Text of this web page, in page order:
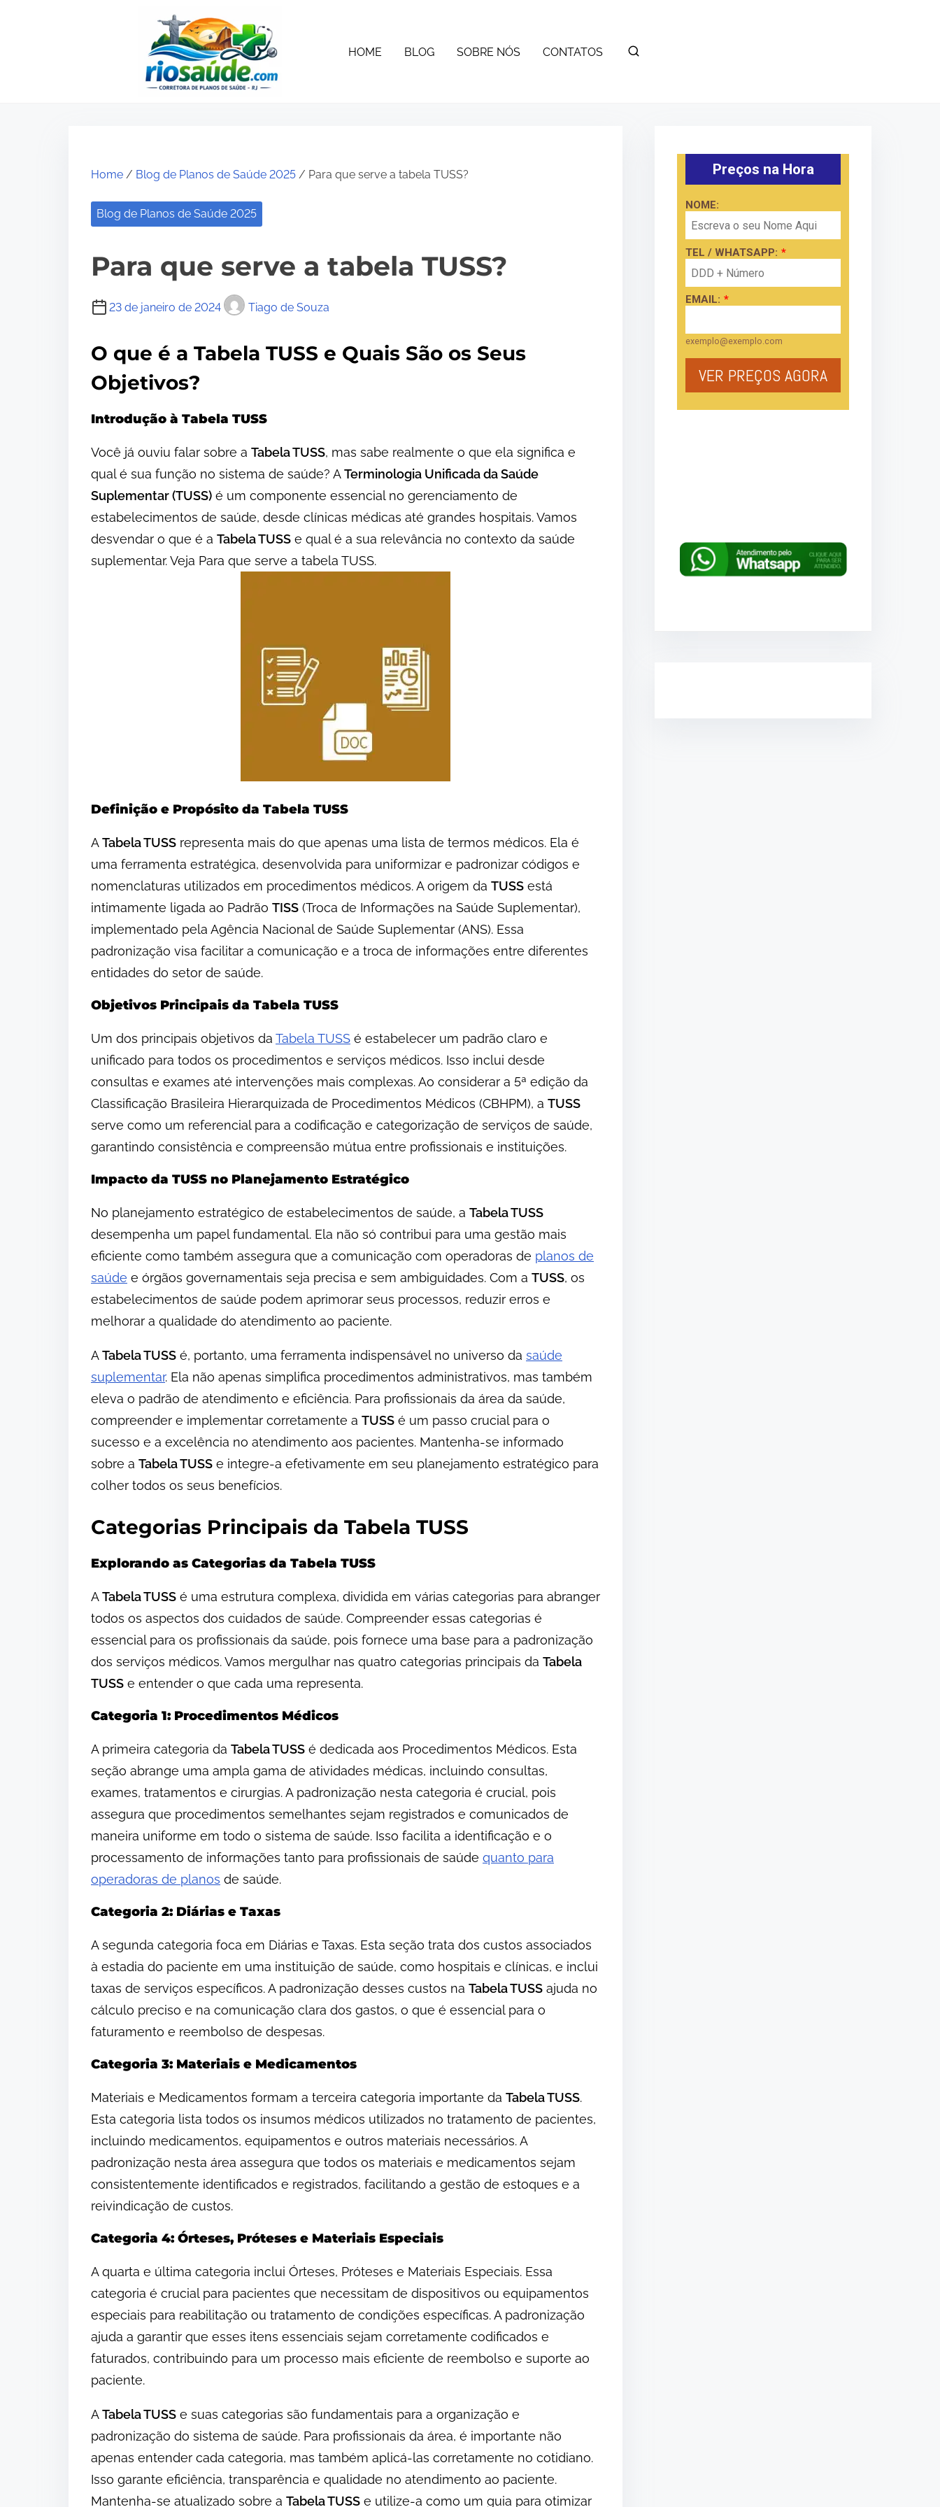
HOME BLOG SOBRE NÓS CONTATOS
Home / Blog de Planos de Saúde 2025 / Para que serve a tabela TUSS?
Blog de Planos de Saúde 2025
Para que serve a tabela TUSS?
23 de janeiro de 2024 Tiago de Souza
O que é a Tabela TUSS e Quais São os Seus
Objetivos?
Introdução à Tabela TUSS
Você já ouviu falar sobre a Tabela TUSS, mas sabe realmente o que ela significa e
qual é sua função no sistema de saúde? ATerminologia Unificada da Saúde
Suplementar (TUSS) é um componente essencial no gerenciamento de
estabelecimentos de saúde, desde clínicas médicas até grandes hospitais. Vamos
desvendar o que é a Tabela TUSS e qual é a sua relevância no contexto da saúde
suplementar. Veja Para que serve a tabela TUSS.
Definição e Propósito da Tabela TUSS
ATabela TUSS representa mais do que apenas uma lista de termos médicos. Ela é
uma ferramenta estratégica, desenvolvida para uniformizar e padronizar códigos e
nomenclaturas utilizados em procedimentos médicos. A origem da TUSS está
intimamente ligada ao Padrão TISS (Troca de Informações na Saúde Suplementar),
implementado pela Agência Nacional de Saúde Suplementar (ANS). Essa
padronização visa facilitar a comunicação e a troca de informações entre diferentes
entidades do setor de saúde.
Objetivos Principais da Tabela TUSS
Um dos principais objetivos da Tabela TUSS é estabelecer um padrão claro e
unificado para todos os procedimentos e serviços médicos. Isso inclui desde
consultas e exames até intervenções mais complexas. Ao considerar a 5ª edição da
Classificação Brasileira Hierarquizada de Procedimentos Médicos (CBHPM), a TUSS
serve como um referencial para a codificação e categorização de serviços de saúde,
garantindo consistência e compreensão mútua entre profissionais e instituições.
Impacto da TUSS no Planejamento Estratégico
No planejamento estratégico de estabelecimentos de saúde, a Tabela TUSS
desempenha um papel fundamental. Ela não só contribui para uma gestão mais
eficiente como também assegura que a comunicação com operadoras de planos de
saúde e órgãos governamentais seja precisa e sem ambiguidades. Com a TUSS, os
estabelecimentos de saúde podem aprimorar seus processos, reduzir erros e
melhorar a qualidade do atendimento ao paciente.
ATabela TUSS é, portanto, uma ferramenta indispensável no universo da saúde
suplementar. Ela não apenas simplifica procedimentos administrativos, mas também
eleva o padrão de atendimento e eficiência. Para profissionais da área da saúde,
compreender e implementar corretamente a TUSS é um passo crucial para o
sucesso e a excelência no atendimento aos pacientes. Mantenha-se informado
sobre a Tabela TUSS e integre-a efetivamente em seu planejamento estratégico para
colher todos os seus benefícios.
Categorias Principais da Tabela TUSS
Explorando as Categorias da Tabela TUSS
ATabela TUSS é uma estrutura complexa, dividida em várias categorias para abranger
todos os aspectos dos cuidados de saúde. Compreender essas categorias é
essencial para os profissionais da saúde, pois fornece uma base para a padronização
dos serviços médicos. Vamos mergulhar nas quatro categorias principais da Tabela
TUSS e entender o que cada uma representa.
Categoria 1: Procedimentos Médicos
A primeira categoria da Tabela TUSS é dedicada aos Procedimentos Médicos. Esta
seção abrange uma ampla gama de atividades médicas, incluindo consultas,
exames, tratamentos e cirurgias. A padronização nesta categoria é crucial, pois
assegura que procedimentos semelhantes sejam registrados e comunicados de
maneira uniforme em todo o sistema de saúde. Isso facilita a identificação e o
processamento de informações tanto para profissionais de saúde quanto para
operadoras de planos de saúde.
Categoria 2: Diárias e Taxas
A segunda categoria foca em Diárias e Taxas. Esta seção trata dos custos associados
à estadia do paciente em uma instituição de saúde, como hospitais e clínicas, e inclui
taxas de serviços específicos. A padronização desses custos na Tabela TUSS ajuda no
cálculo preciso e na comunicação clara dos gastos, o que é essencial para o
faturamento e reembolso de despesas.
Categoria 3: Materiais e Medicamentos
Materiais e Medicamentos formam a terceira categoria importante da Tabela TUSS.
Esta categoria lista todos os insumos médicos utilizados no tratamento de pacientes,
incluindo medicamentos, equipamentos e outros materiais necessários. A
padronização nesta área assegura que todos os materiais e medicamentos sejam
consistentemente identificados e registrados, facilitando a gestão de estoques e a
reivindicação de custos.
Categoria 4: Órteses, Próteses e Materiais Especiais
A quarta e última categoria inclui Órteses, Próteses e Materiais Especiais. Essa
categoria é crucial para pacientes que necessitam de dispositivos ou equipamentos
especiais para reabilitação ou tratamento de condições específicas. A padronização
ajuda a garantir que esses itens essenciais sejam corretamente codificados e
faturados, contribuindo para um processo mais eficiente de reembolso e suporte ao
paciente.
ATabela TUSS e suas categorias são fundamentais para a organização e
padronização do sistema de saúde. Para profissionais da área, é importante não
apenas entender cada categoria, mas também aplicá-las corretamente no cotidiano.
Isso garante eficiência, transparência e qualidade no atendimento ao paciente.
Mantenha-se atualizado sobre a Tabela TUSS e utilize-a como um guia para otimizar